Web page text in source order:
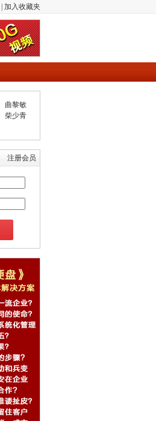
加入收藏夹
曲黎敏
柴少青
注册会员